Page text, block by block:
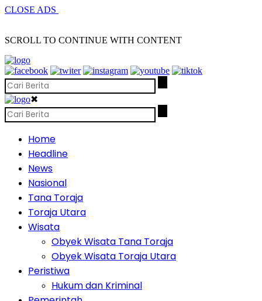
CLOSE ADS
SCROLL TO CONTINUE WITH CONTENT
✖
Home
Headline
News
Nasional
Tana Toraja
Toraja Utara
Wisata
Obyek Wisata Tana Toraja
Obyek Wisata Toraja Utara
Peristiwa
Hukum dan Kriminal